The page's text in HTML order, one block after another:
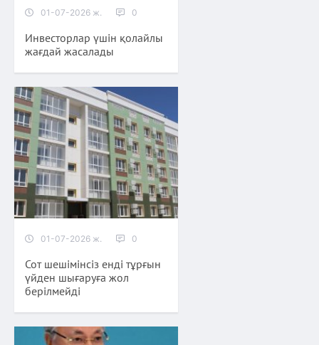
01-07-2026 ж. 0
Инвесторлар үшін қолайлы
жағдай жасалады
01-07-2026 ж. 0
Сот шешімінсіз енді тұрғын
үйден шығаруға жол
берілмейді